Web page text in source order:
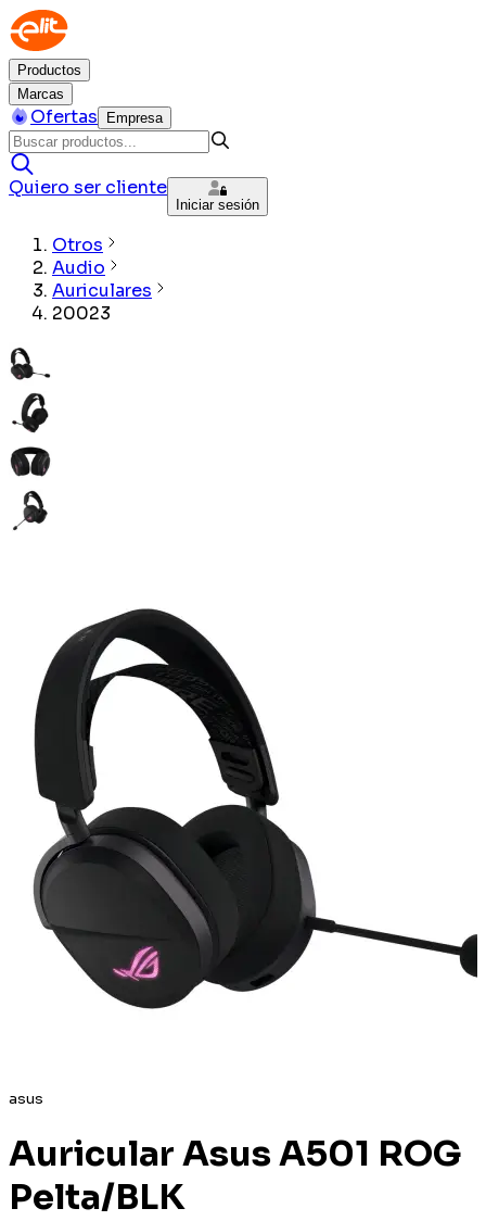
Productos
Marcas
Ofertas Empresa
Quiero ser cliente
Iniciar sesión
Otros
Audio
Auriculares
20023
asus
Auricular Asus A501 ROG
Pelta/BLK